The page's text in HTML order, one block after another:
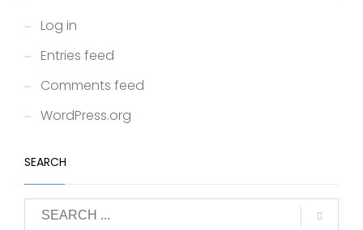
Log in
Entries feed
Comments feed
WordPress.org
SEARCH